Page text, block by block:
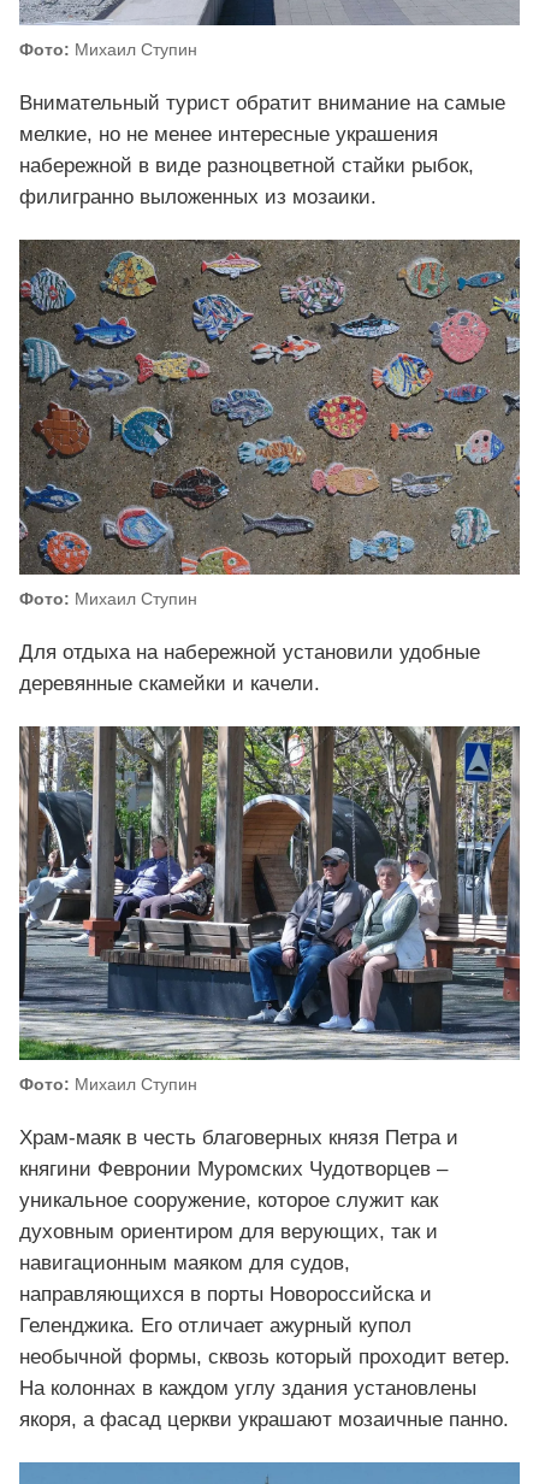
Фото: Михаил Ступин
Внимательный турист обратит внимание на самые
мелкие, но не менее интересные украшения
набережной в виде разноцветной стайки рыбок,
филигранно выложенных из мозаики.
Фото: Михаил Ступин
Для отдыха на набережной установили удобные
деревянные скамейки и качели.
Фото: Михаил Ступин
Храм-маяк в честь благоверных князя Петра и
княгини Февронии Муромских Чудотворцев –
уникальное сооружение, которое служит как
духовным ориентиром для верующих, так и
навигационным маяком для судов,
направляющихся в порты Новороссийска и
Геленджика. Его отличает ажурный купол
необычной формы, сквозь который проходит ветер.
На колоннах в каждом углу здания установлены
якоря, а фасад церкви украшают мозаичные панно.